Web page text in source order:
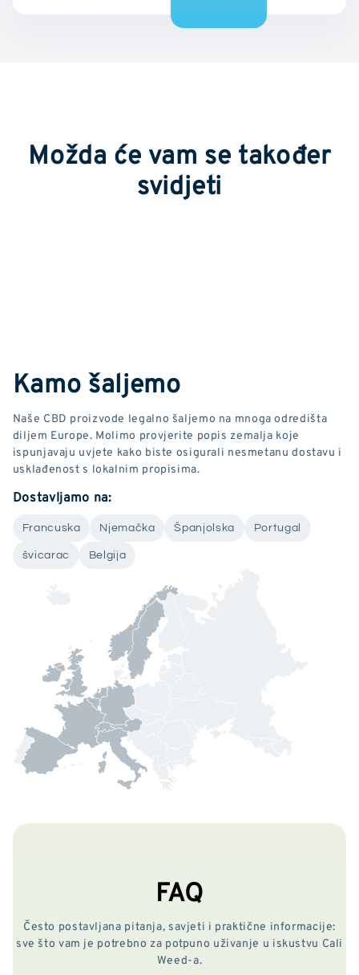
Možda će vam se također
svidjeti
Kamo šaljemo
Naše CBD proizvode legalno šaljemo na mnoga odredišta
diljem Europe. Molimo provjerite popis zemalja koje
ispunjavaju uvjete kako biste osigurali nesmetanu dostavu i
usklađenost s lokalnim propisima.
Dostavljamo na:
Francuska Njemačka Španjolska Portugal
švicarac Belgija
FAQ
Često postavljana pitanja, savjeti i praktične informacije:
sve što vam je potrebno za potpuno uživanje u iskustvu Cali
Weed-a.